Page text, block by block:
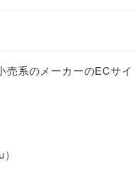
売系のメーカーのECサ